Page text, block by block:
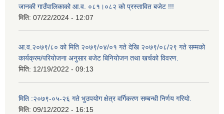
जानकी गाउँपालिकाको आ.व. ०८१।०८२ को प्रस्तावित बजेट !!!
मिति: 07/22/2024 - 12:07
आ.व.२०७९/८० को मिति २०७९/०४/०१ गते देखि २०७९/०८/२९ गते सम्मको
कार्यक्रम/परियोजना अनुसार बजेट बिनियोजन तथा खर्चको विवरण.
मिति: 12/19/2022 - 09:13
मिति :२०७९-०५-२६ गते भुउपयोग क्षेत्र वर्गिकरण सम्बन्धी निर्णय गरियो.
मिति: 09/12/2022 - 16:15